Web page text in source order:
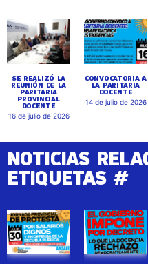
SE REALIZÓ LA
REUNIÓN DE LA
PARITARIA
PROVINCIAL
DOCENTE
16 de julio de 2026
CONVOCATORIA A
LA PARITARIA
DOCENTE
14 de julio de 2026
NOTICIAS
ETIQUETAS #